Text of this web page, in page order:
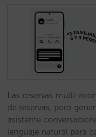
Las reservas multi-
de reservas, pero
asistente
lenguaje natural para